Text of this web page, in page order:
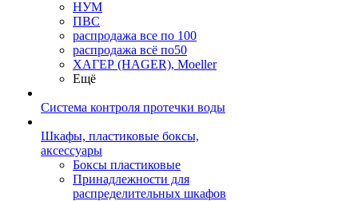
НУМ
ПВС
распродажа все по 100
распродажа всё по50
ХАГЕР (HAGER), Moeller
Ещё
Система контроля протечки воды
Шкафы, пластиковые боксы,
аксессуары
Боксы пластиковые
Принадлежности для
распределительных шкафов